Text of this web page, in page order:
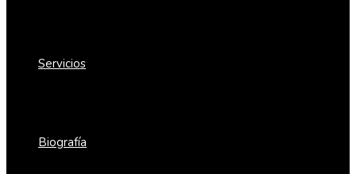
Servicios
Biografía